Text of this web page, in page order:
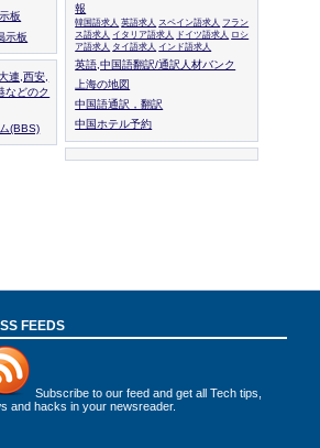
板
示板
連,西安,
などのク
(BBS)
報
韓国語求人 英語求人 スペイン語求人 フラン
ス語求人 イタリア語求人 ドイツ語求人 ロシ
ア語求人 タイ語求人 インド語求人
英語,中国語翻訳/通訳人材バンク
上海の地図
中国語通訳，翻訳
中国ホテル予約
FEEDS
Subscribe to our feed and get all Tech tips,
and hacks in your newsreader.